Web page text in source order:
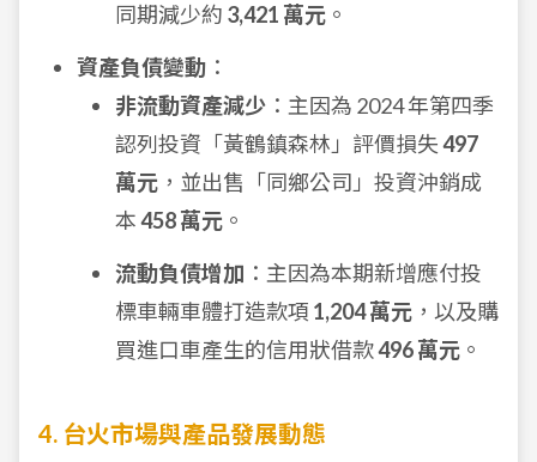
同期減少約 3,421 萬元 。
資產負債變動 ：
非流動資產減少 ：主因為 2024 年第四季
認列投資「黃鶴鎮森林」評價損失497
萬元 ，並出售「同鄉公司」投資沖銷成
本458 萬元 。
流動負債增加 ：主因為本期新增應付投
標車輛車體打造款項 1,204 萬元 ，以及購
買進口車產生的信用狀借款496 萬元 。
4. 台火市場與產品發展動態